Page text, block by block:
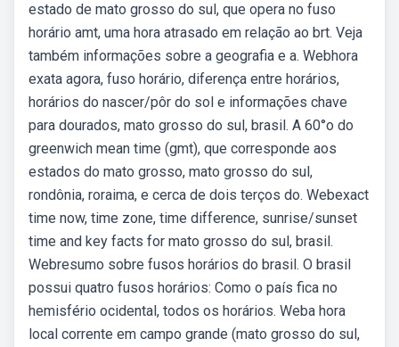
estado de mato grosso do sul, que opera no fuso
horário amt, uma hora atrasado em relação ao brt. Veja
também informações sobre a geografia e a. Webhora
exata agora, fuso horário, diferença entre horários,
horários do nascer/pôr do sol e informações chave
para dourados, mato grosso do sul, brasil. A 60°o do
greenwich mean time (gmt), que corresponde aos
estados do mato grosso, mato grosso do sul,
rondônia, roraima, e cerca de dois terços do. Webexact
time now, time zone, time difference, sunrise/sunset
time and key facts for mato grosso do sul, brasil.
Webresumo sobre fusos horários do brasil. O brasil
possui quatro fusos horários: Como o país fica no
hemisfério ocidental, todos os horários. Weba hora
local corrente em campo grande (mato grosso do sul,